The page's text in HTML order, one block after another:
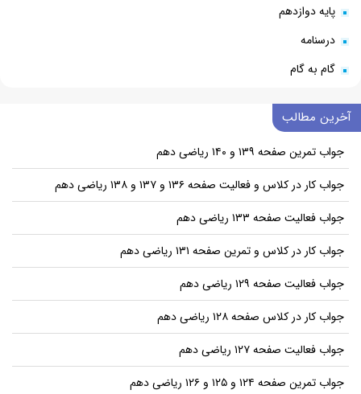
پایه دوازدهم
درسنامه
گام به گام
آخرین مطالب
جواب تمرین صفحه ۱۳۹ و ۱۴۰ ریاضی دهم
جواب کار در کلاس و فعالیت صفحه ۱۳۶ و ۱۳۷ و ۱۳۸ ریاضی دهم
جواب فعالیت صفحه ۱۳۳ ریاضی دهم
جواب کار در کلاس و تمرین صفحه ۱۳۱ ریاضی دهم
جواب فعالیت صفحه ۱۲۹ ریاضی دهم
جواب کار در کلاس صفحه ۱۲۸ ریاضی دهم
جواب فعالیت صفحه ۱۲۷ ریاضی دهم
جواب تمرین صفحه ۱۲۴ و ۱۲۵ و ۱۲۶ ریاضی دهم